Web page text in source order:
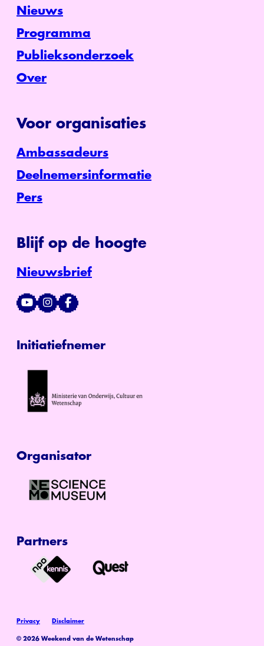
Nieuws
Programma
Publieksonderzoek
Over
Voor organisaties
Ambassadeurs
Deelnemersinformatie
Pers
Blijf op de hoogte
Nieuwsbrief
Initiatiefnemer
Organisator
Partners
© 2026 Weekend van de Wetenschap
Privacy Disclaimer